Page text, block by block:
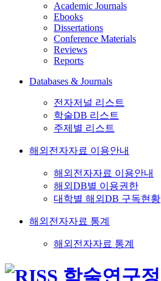
Academic Journals
Ebooks
Dissertations
Conference Materials
Reviews
Reports
Databases & Journals
전자저널 리스트
학술DB 리스트
주제별 리스트
해외전자자료 이용안내
해외전자자료 이용안내
해외DB별 이용권한
대학별 해외DB 구독현황
해외전자자료 통계
해외전자자료 통계